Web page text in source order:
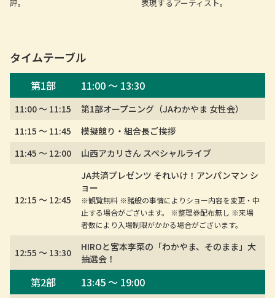
評。
表現するアーティスト。
タイムテーブル
第1部 11:00 〜 13:30
11:00 〜 11:15
第1部オープニング（JAわかやま 女性会）
11:15 〜 11:45
模擬競り・組合長ご挨拶
11:45 〜 12:00
山西アカリさん スペシャルライブ
12:15 〜 12:45
JA共済プレゼンツ それいけ！アンパンマン シ
ョー
※観覧無料 ※諸般の事情によりショー内容を変更・中
止する場合がございます。 ※整理券配布無し ※来場
者数により入場制限がかかる場合がございます。
12:55 〜 13:30
HIROと宮本李菜の「わかやま、そのまま」大
抽選会！
第2部 13:45 〜 19:00